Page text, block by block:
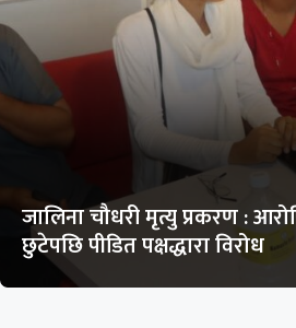
जालिना चौधरी मृत्यु प्रकरण :
छुटेपछि पीडित पक्षद्धारा विरोध